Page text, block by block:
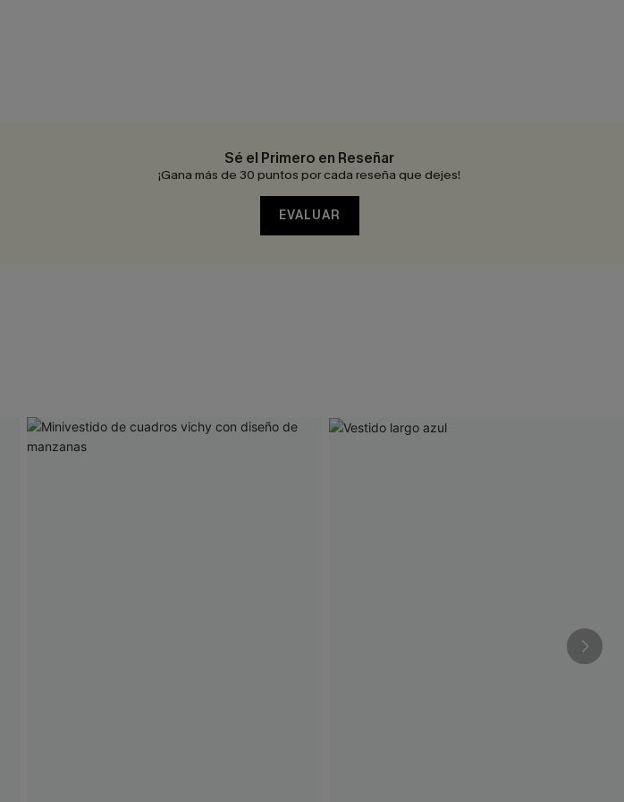
Sé el Primero en Reseñar
¡Gana más de 30 puntos por cada reseña que dejes!
EVALUAR